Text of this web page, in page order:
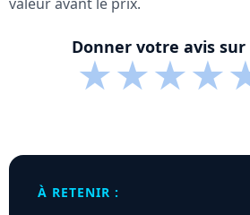
Donner votre avis
★★★★
À RETENIR :